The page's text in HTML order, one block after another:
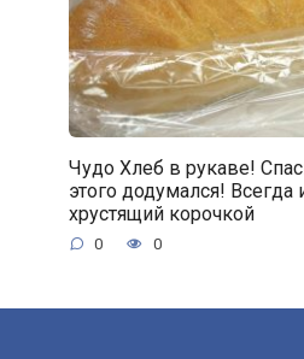
Чудо Хлеб в рукаве!
этого додумался!
хрустящий корочкой
0 0